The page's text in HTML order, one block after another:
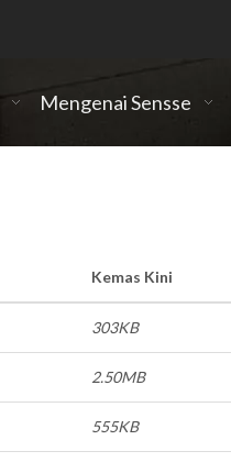
Mengenai Sensse
Kemas Kini
303KB
2.50MB
555KB